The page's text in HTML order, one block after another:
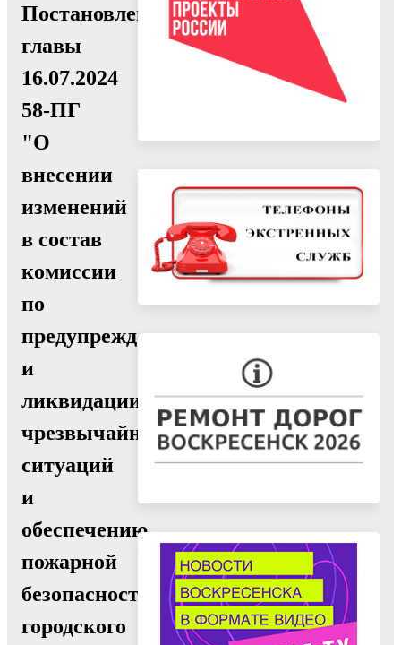
Постановление
главы
16.07.2024
58-ПГ
"О
внесении
изменений
в состав
комиссии
по
предупреждению
и
ликвидации
чрезвычайных
ситуаций
и
обеспечению
пожарной
безопасности
городского